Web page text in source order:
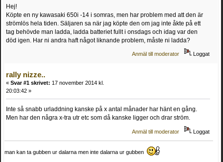
Hej!
Köpte en ny kawasaki 650i -14 i somras, men har problem med att den är
strömlös hela tiden. Säljaren sa när jag köpte den om jag inte åkte på ett
tag behövde man ladda, ladda batteriet fullt i onsdags och idag var den
död igen. Har ni andra haft något liknande problem, måste ni ladda?
Anmäl till moderator Loggat
rally nizze..
« Svar #1 skrivet: 17 november 2014 kl.
20:03:42 »
Inte så snabb urladdning kanske på x antal månader har hänt en gång.
Men har den några x-tra utr etc som då kanske ligger och drar ström.
Anmäl till moderator Loggat
man kan ta gubben ur dalarna men inte dalarna ur gubben